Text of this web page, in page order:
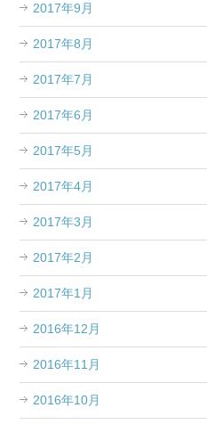
2017年9月
2017年8月
2017年7月
2017年6月
2017年5月
2017年4月
2017年3月
2017年2月
2017年1月
2016年12月
2016年11月
2016年10月